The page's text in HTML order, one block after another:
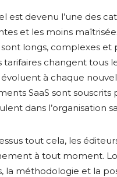
est devenu l’une des
et les moins
longs, complexes et
tarifaires changent tous
à chaque
SaaS sont
dans l’organisation
tout cela, les
à tout moment.
la méthodologie et la